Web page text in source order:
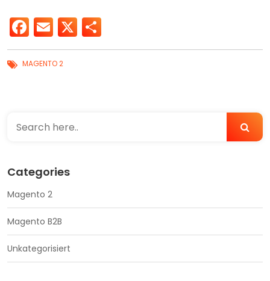
Facebook
Email
X
MAGENTO 2
Categories
Magento 2
Magento B2B
Unkategorisiert